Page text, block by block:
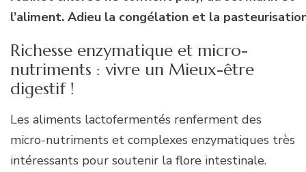
l’aliment. Adieu la congélation et la
Richesse enzymatique et micro-
nutriments : vivre un Mieux-être
digestif !
Les aliments lactofermentés renferment des
micro-nutriments et complexes enzymatiques très
intéressants pour soutenir la flore intestinale.